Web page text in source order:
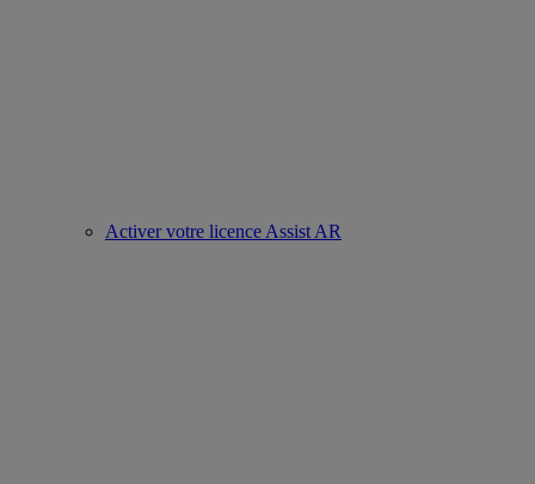
Activer votre licence Assist AR